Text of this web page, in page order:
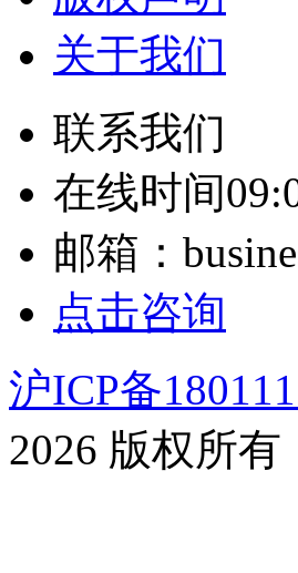
关于我们
联系我们
在线时间
邮箱：
点击咨询
沪ICP备
2026 版权所有